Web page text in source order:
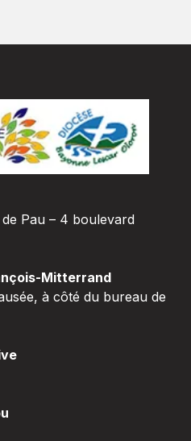
Pau – 4 boulevard
Mitterrand
à côté du bureau de